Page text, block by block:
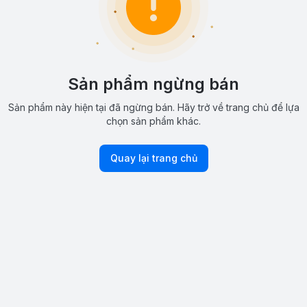
Sản phẩm ngừng bán
Sản phẩm này hiện tại đã ngừng bán. Hãy trở về trang chủ để lựa
chọn sản phẩm khác.
Quay lại trang chủ